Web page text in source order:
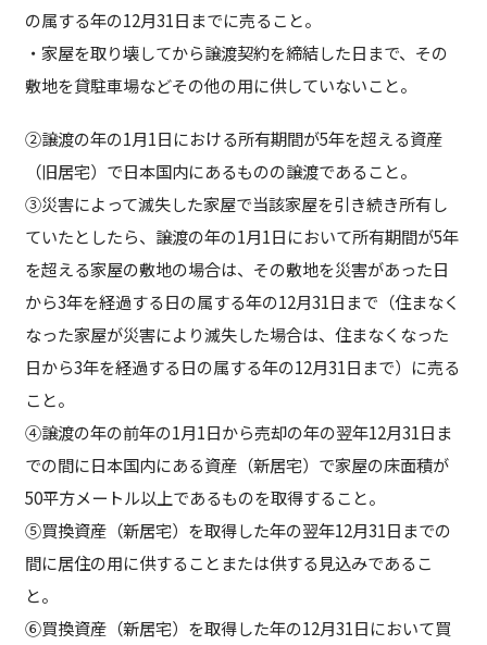
の属する年の12月31日までに売ること。
・家屋を取り壊してから譲渡契約を締結した日まで、その
敷地を貸駐車場などその他の用に供していないこと。
②譲渡の年の1月1日における所有期間が5年を超える資産
（旧居宅）で日本国内にあるものの譲渡であること。
③災害によって滅失した家屋で当該家屋を引き続き所有し
ていたとしたら、譲渡の年の1月1日において所有期間が5年
を超える家屋の敷地の場合は、その敷地を災害があった日
から3年を経過する日の属する年の12月31日まで（住まなく
なった家屋が災害により滅失した場合は、住まなくなった
日から3年を経過する日の属する年の12月31日まで）に売る
こと。
④譲渡の年の前年の1月1日から売却の年の翌年12月31日ま
での間に日本国内にある資産（新居宅）で家屋の床面積が
50平方メートル以上であるものを取得すること。
⑤買換資産（新居宅）を取得した年の翌年12月31日までの
間に居住の用に供することまたは供する見込みであるこ
と。
⑥買換資産（新居宅）を取得した年の12月31日において買